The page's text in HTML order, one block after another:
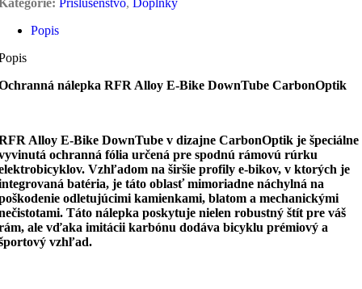
Príslušenstvo, Doplnky
Popis
nálepka RFR Alloy E-Bike DownTube CarbonOptik
Alloy E-Bike DownTube v dizajne CarbonOptik je špeciálne
ochranná fólia určená pre spodnú rámovú rúrku
Vzhľadom na širšie profily e-bikov, v ktorých je
batéria, je táto oblasť mimoriadne náchylná na
odletujúcimi kamienkami, blatom a mechanickými
Táto nálepka poskytuje nielen robustný štít pre váš
ale vďaka imitácii karbónu dodáva bicyklu prémiový a
vzhľad.